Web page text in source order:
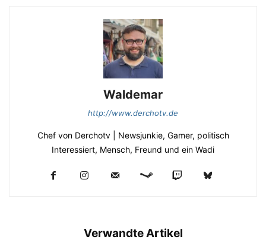
Waldemar
http://www.derchotv.de
Chef von Derchotv | Newsjunkie, Gamer, politisch
Interessiert, Mensch, Freund und ein Wadi
Verwandte Artikel